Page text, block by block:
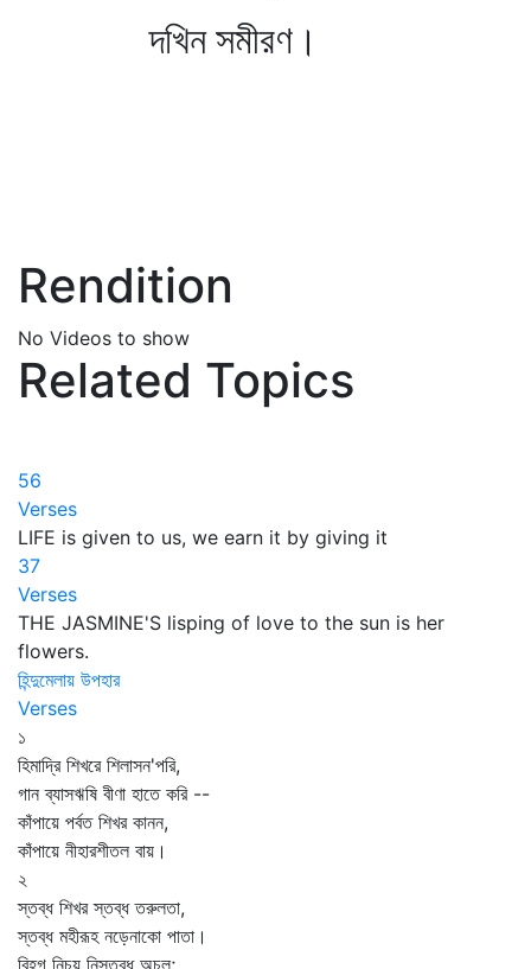
দখিন সমীরণ।
Rendition
No Videos to show
Related Topics
56
Verses
LIFE is given to us, we earn it by giving it
37
Verses
THE JASMINE'S lisping of love to the sun is her
flowers.
হিন্দুমেলায় উপহার
Verses
১
হিমাদ্রি শিখরে শিলাসন'পরি,
গান ব্যাসঋষি বীণা হাতে করি --
কাঁপায়ে পর্বত শিখর কানন,
কাঁপায়ে নীহারশীতল বায়।
২
স্তব্ধ শিখর স্তব্ধ তরুলতা,
স্তব্ধ মহীরূহ নড়েনাকো পাতা।
বিহগ নিচয় নিস্তব্ধ অচল;